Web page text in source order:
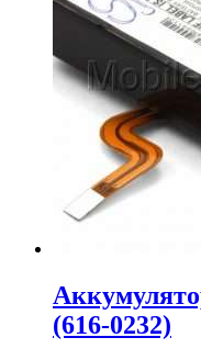
(616-0232)